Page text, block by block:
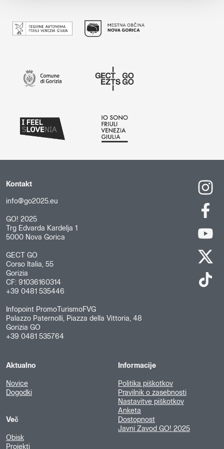
Kontakt
info@go2025.eu
GO! 2025
Trg Edvarda Kardelja 1
5000 Nova Gorica
GECT GO
Corso Italia, 55
Gorizia
CF: 91036160314
+39 0481 535446
Infopoint PromoTurismoFVG
Palazzo Paternolli, Piazza della Vittoria, 48
Gorizia GO
+39 0481 535764
Aktualno
Novice
Dogodki
Več
Obisk
Projekti
Informacije
Politika piškotkov
Pravilnik o zasebnosti
Nastavitve piškotkov
Anketa
Dostopnost
Javni Zavod GO! 2025